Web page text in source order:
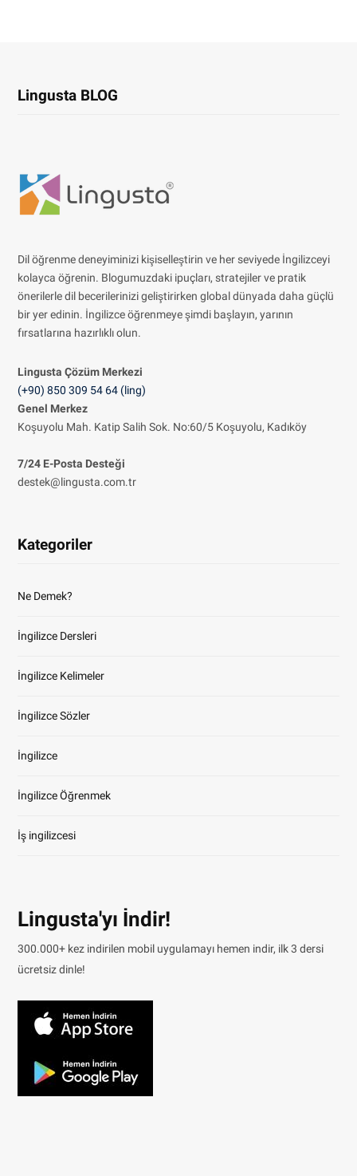
Lingusta BLOG
Dil öğrenme deneyiminizi kişiselleştirin ve her seviyede İngilizceyi
kolayca öğrenin. Blogumuzdaki ipuçları, stratejiler ve pratik
önerilerle dil becerilerinizi geliştirirken global dünyada daha güçlü
bir yer edinin. İngilizce öğrenmeye şimdi başlayın, yarının
fırsatlarına hazırlıklı olun.
Lingusta Çözüm Merkezi
(+90) 850 309 54 64 (ling)
Genel Merkez
Koşuyolu Mah. Katip Salih Sok. No:60/5 Koşuyolu, Kadıköy
7/24 E-Posta Desteği
destek@lingusta.com.tr
Kategoriler
Ne Demek?
İngilizce Dersleri
İngilizce Kelimeler
İngilizce Sözler
İngilizce
İngilizce Öğrenmek
İş ingilizcesi
Lingusta'yı İndir!
300.000+ kez indirilen mobil uygulamayı hemen indir, ilk 3 dersi
ücretsiz dinle!